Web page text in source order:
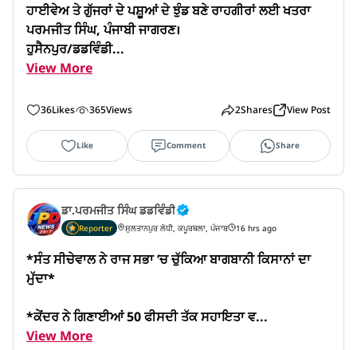
ਹਾਈਵੇਅ ਤੇ ਗੁੱਜਰਾਂ ਦੇ ਪਸ਼ੂਆਂ ਦੇ ਝੁੰਡ ਬਣੇ ਰਾਹਗੀਰਾਂ ਲਈ ਖਤਰਾ
ਪਰਮਜੀਤ ਸਿੰਘ, ਪੰਜਾਬੀ ਜਾਗਰਣ।
ਹੁਸੈਨਪੁਰ/ਡਡਵਿੰਡੀ...
View More
36Likes 365Views 2Shares View Post
Like Comment Share
ਡਾ.ਪਰਮਜੀਤ ਸਿੰਘ ਡਡਵਿੰਡੀ
Reporter ਸੁਲਤਾਨਪੁਰ ਲੋਧੀ, ਕਪੂਰਥਲਾ, ਪੰਜਾਬ 16 hrs ago
*ਸੰਤ ਸੀਚੇਵਾਲ ਨੇ ਰਾਜ ਸਭਾ ’ਚ ਚੁੱਕਿਆ ਬਾਗਬਾਨੀ ਕਿਸਾਨਾਂ ਦਾ
ਮੁੱਦਾ*
*ਕੇਂਦਰ ਨੇ ਗਿਣਾਈਆਂ 50 ਫੀਸਦੀ ਤੱਕ ਸਹਾਇਤਾ ਵ...
View More